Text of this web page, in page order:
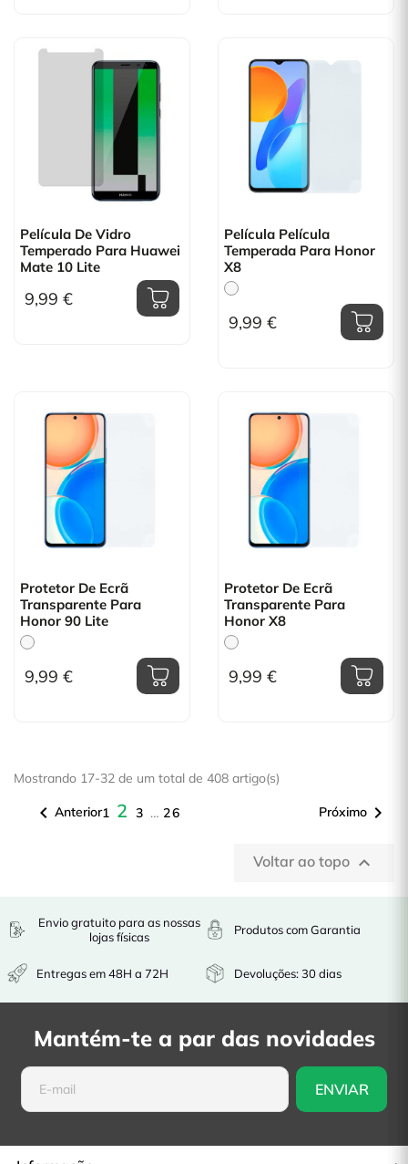
Película De Vidro
Temperado Para Huawei
Mate 10 Lite
9,99 €
Película Película
Temperada Para Honor
X8
9,99 €
Protetor De Ecrã
Transparente Para
Honor 90 Lite
9,99 €
Protetor De Ecrã
Transparente Para
Honor X8
9,99 €
Mostrando 17-32 de um total de 408 artigo(s)
 Anterior1 2 3 … 26 Próximo 
Voltar ao topo 
Envio gratuito para as nossas
lojas físicas
Entregas em 48H a 72H
Produtos com Garantia
Devoluções: 30 dias
Mantém-te a par das novidades